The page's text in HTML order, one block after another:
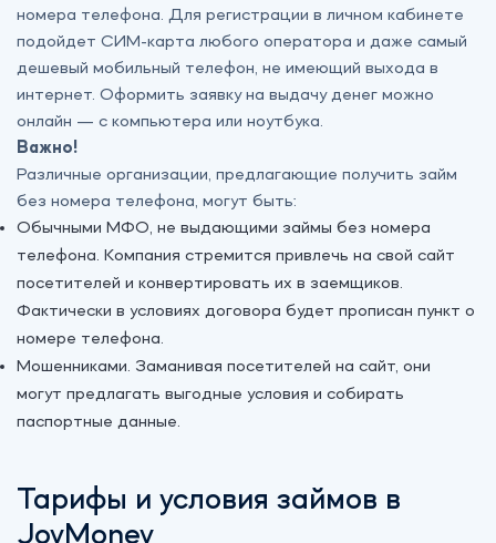
номера телефона. Для регистрации в личном кабинете
подойдет СИМ-карта любого оператора и даже самый
дешевый мобильный телефон, не имеющий выхода в
интернет. Оформить заявку на выдачу денег можно
онлайн — с компьютера или ноутбука.
Важно!
Различные организации, предлагающие получить займ
без номера телефона, могут быть:
Обычными МФО, не выдающими займы без номера
телефона. Компания стремится привлечь на свой сайт
посетителей и конвертировать их в заемщиков.
Фактически в условиях договора будет прописан пункт о
номере телефона.
Мошенниками. Заманивая посетителей на сайт, они
могут предлагать выгодные условия и собирать
паспортные данные.
Тарифы и условия займов в
JoyMoney